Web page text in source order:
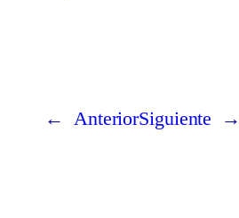
← AnteriorSiguiente →